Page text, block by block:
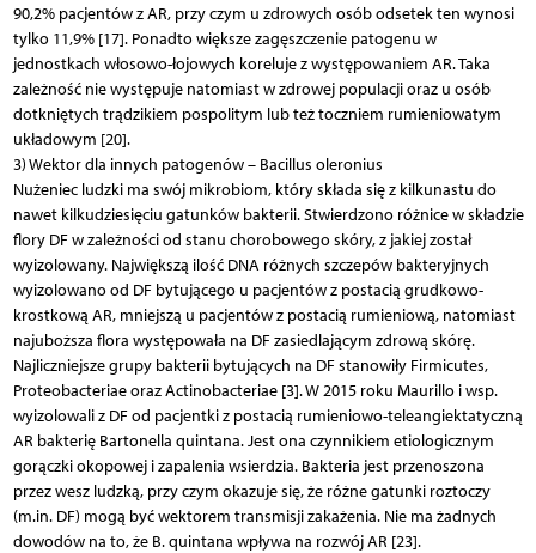
90,2% pacjentów z AR, przy czym u zdrowych osób odsetek ten wynosi
tylko 11,9% [17]. Ponadto większe zagęszczenie patogenu w
jednostkach włosowo-łojowych koreluje z występowaniem AR. Taka
zależność nie występuje natomiast w zdrowej populacji oraz u osób
dotkniętych trądzikiem pospolitym lub też toczniem rumieniowatym
układowym [20].
3) Wektor dla innych patogenów – Bacillus oleronius
Nużeniec ludzki ma swój mikrobiom, który składa się z kilkunastu do
nawet kilkudziesięciu gatunków bakterii. Stwierdzono różnice w składzie
flory DF w zależności od stanu chorobowego skóry, z jakiej został
wyizolowany. Największą ilość DNA różnych szczepów bakteryjnych
wyizolowano od DF bytującego u pacjentów z postacią grudkowo-
krostkową AR, mniejszą u pacjentów z postacią rumieniową, natomiast
najuboższa flora występowała na DF zasiedlającym zdrową skórę.
Najliczniejsze grupy bakterii bytujących na DF stanowiły Firmicutes,
Proteobacteriae oraz Actinobacteriae [3]. W 2015 roku Maurillo i wsp.
wyizolowali z DF od pacjentki z postacią rumieniowo-teleangiektatyczną
AR bakterię Bartonella quintana. Jest ona czynnikiem etiologicznym
gorączki okopowej i zapalenia wsierdzia. Bakteria jest przenoszona
przez wesz ludzką, przy czym okazuje się, że różne gatunki roztoczy
(m.in. DF) mogą być wektorem transmisji zakażenia. Nie ma żadnych
dowodów na to, że B. quintana wpływa na rozwój AR [23].